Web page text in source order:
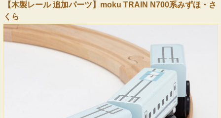
【木製レール 追加パーツ】moku TRAIN N700系みずほ・さ
くら